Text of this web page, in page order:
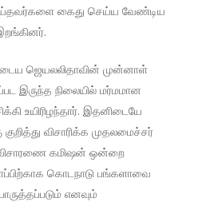
கைது செய்ய வேண்டிய
ஜெயலலிதாவின் முன்னாள்
இருந்த நிலையில் மர்மமான
உயிரிழந்தார். இதனிடையே
விசாரிக்க முதலமைச்சர்
விசாரணை கமிஷன் ஒன்றை
கொடநாடு பங்களாவை
எனவும்